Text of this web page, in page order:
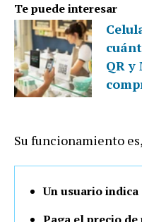
Te puede interesar
QR y
Su funcionamiento
Un usuario